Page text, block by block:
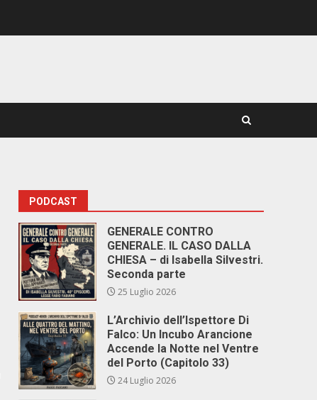
PODCAST
GENERALE CONTRO
GENERALE. IL CASO DALLA
CHIESA – di Isabella Silvestri.
Seconda parte
25 Luglio 2026
L’Archivio dell’Ispettore Di
Falco: Un Incubo Arancione
Accende la Notte nel Ventre
del Porto (Capitolo 33)
24 Luglio 2026